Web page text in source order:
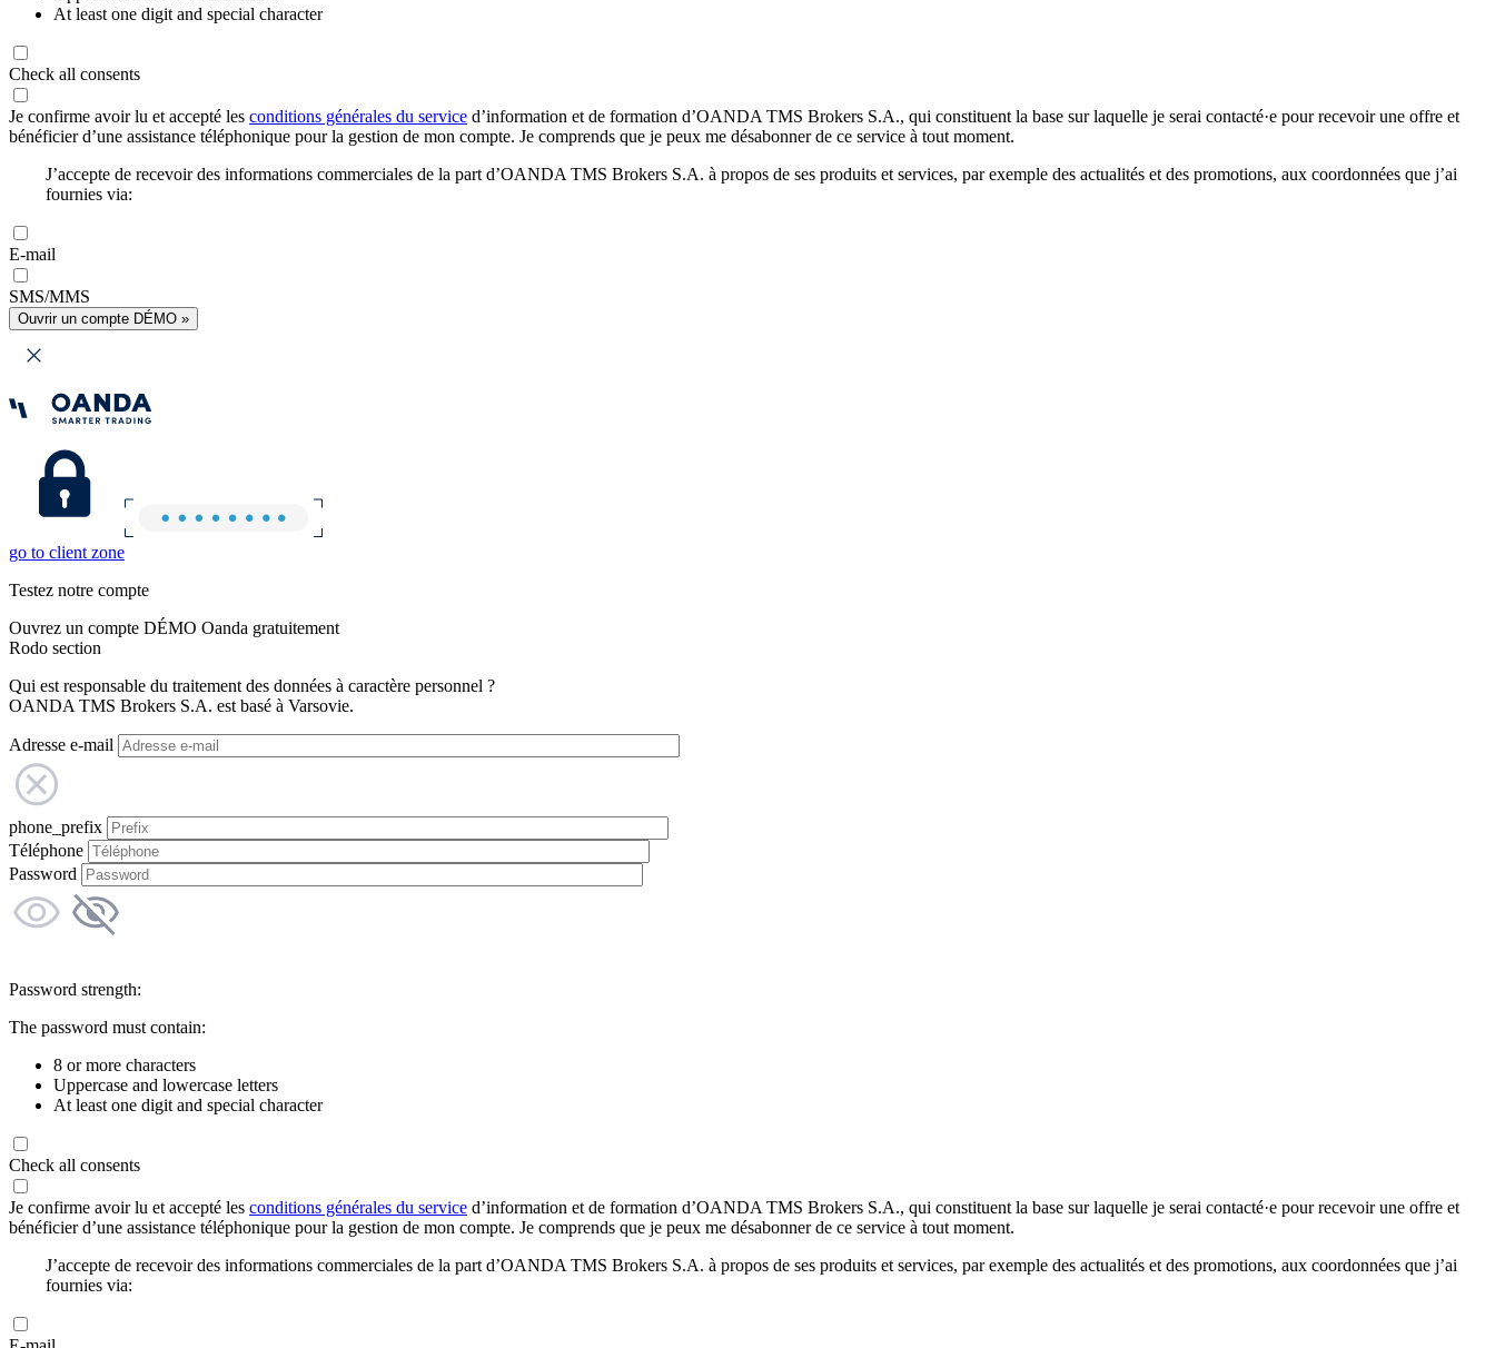
At least one digit and special character
Check all consents
Je confirme avoir lu et accepté les conditions générales du service d’information et de formation d’OANDA TMS Brokers S.A., qui constituent la base sur laquelle je serai contacté·e pour recevoir une offre et
bénéficier d’une assistance téléphonique pour la gestion de mon compte. Je comprends que je peux me désabonner de ce service à tout moment.
J’accepte de recevoir des informations commerciales de la part d’OANDA TMS Brokers S.A. à propos de ses produits et services, par exemple des actualités et des promotions, aux coordonnées que j’ai
fournies via:
E-mail
SMS/MMS
Ouvrir un compte DÉMO »
go to client zone
Testez notre compte
Ouvrez un compte DÉMO Oanda gratuitement
Rodo section
Qui est responsable du traitement des données à caractère personnel ?
OANDA TMS Brokers S.A. est basé à Varsovie.
Adresse e-mail
phone_prefix
Téléphone
Password
Password strength:
The password must contain:
8 or more characters
Uppercase and lowercase letters
At least one digit and special character
Check all consents
Je confirme avoir lu et accepté les conditions générales du service d’information et de formation d’OANDA TMS Brokers S.A., qui constituent la base sur laquelle je serai contacté·e pour recevoir une offre et
bénéficier d’une assistance téléphonique pour la gestion de mon compte. Je comprends que je peux me désabonner de ce service à tout moment.
J’accepte de recevoir des informations commerciales de la part d’OANDA TMS Brokers S.A. à propos de ses produits et services, par exemple des actualités et des promotions, aux coordonnées que j’ai
fournies via: